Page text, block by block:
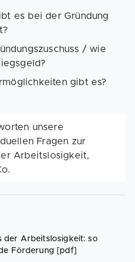
es bei der Gründung
/ wie
gibt es?
unsere
Fragen zur
Arbeitslosigkeit,
der Arbeitslosigkeit: so
Förderung [pdf]